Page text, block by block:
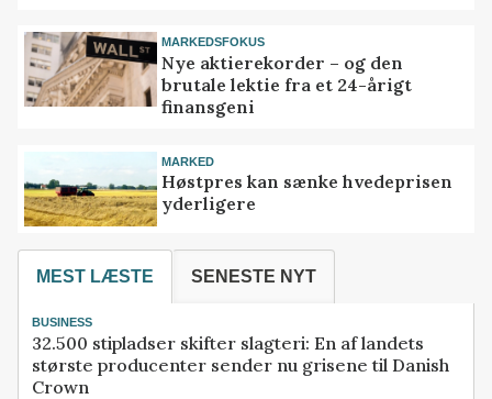
MARKEDSFOKUS
Nye aktierekorder – og den
brutale lektie fra et 24-årigt
finansgeni
MARKED
Høstpres kan sænke hvedeprisen
yderligere
MEST LÆSTE SENESTE NYT
BUSINESS
32.500 stipladser skifter slagteri: En af landets
største producenter sender nu grisene til Danish
Crown